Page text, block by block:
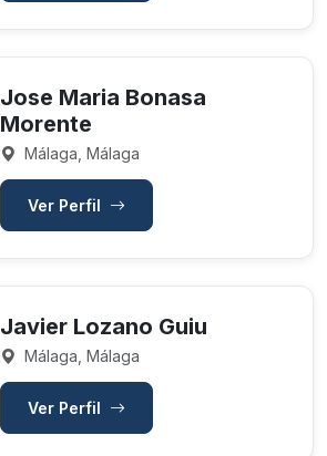
Jose Maria Bonasa
Morente
Málaga, Málaga
Ver Perfil
Javier Lozano Guiu
Málaga, Málaga
Ver Perfil